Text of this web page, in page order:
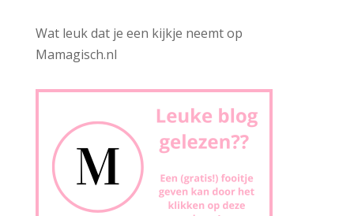
Wat leuk dat je een kijkje neemt op
Mamagisch.nl